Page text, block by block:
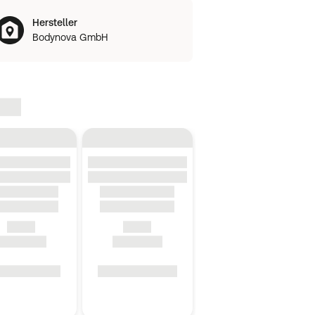
Hersteller
Bodynova GmbH